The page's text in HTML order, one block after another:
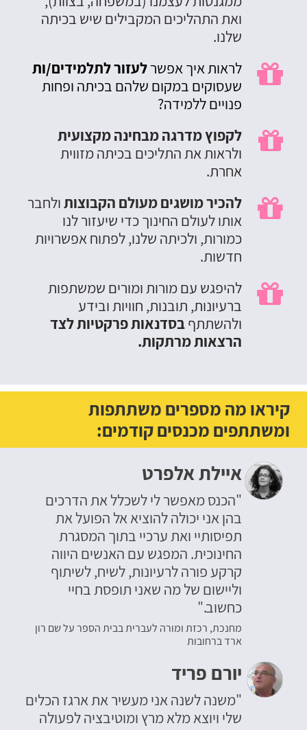
ואת התהליכים המקבילים שיש בכיתה
שלנו.
 לראות איך אפשרלעזור לתלמידים/ות
שעסוקים במקום שלהם בכיתה ופחות
פנויים ללמידה?

לקפוץ מדרגה מבחינה מקצועית
ולראות את התליכים בכיתה מזווית
אחרת.
 להכיר מושגים מעולם הקבוצותולחבר
אותו לעולם החינוך כדי שיעזור לנו
כמורות, ולכיתה שלנו, לפתוח אפשרויות
חדשות.

להיפגש עם מורות ומורים שמשתפות
ברעיונות, תובנות, חוויות ובידע
ולהשתתףבסדנאות פרקטיות לצד
הרצאות מרתקות.
קיראו מה מספרים משתתפות
ומשתתפים מכנסים קודמים:
איילת אלפרט
"הכנס מאפשר לי לשכלל את הדרכים
בהן אני יכולה להוציא אל הפועל את
תפיסותיי ואת ערכיי בתוך המסגרת
החינוכית. המפגש עם האנשים היווה
קרקע פורה לרעיונות, לשיח, לשיתוף
וליישום של מה שאני תופסת בחיי
כחשוב."
מחנכת, רכזת ומורה לעברית בבית הספר על שם רון
ארד ברחובות
יורם פריד
"משנה לשנה אני מעשיר את ארגז הכלים
שלי ויוצא מלא מרץ ומוטיבציה לפעולה